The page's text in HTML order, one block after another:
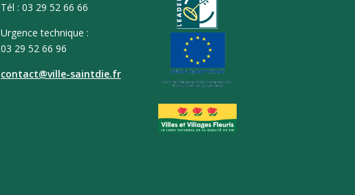
Tél : 03 29 52 66 66
Urgence technique :
03 29 52 66 96
contact@ville-saintdie.fr